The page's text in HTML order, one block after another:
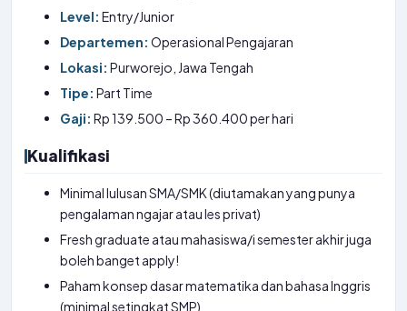
Level: Entry/Junior
Departemen: Operasional Pengajaran
Lokasi: Purworejo, Jawa Tengah
Tipe: Part Time
Gaji: Rp 139.500 – Rp 360.400 per hari
Kualifikasi
Minimal lulusan SMA/SMK (diutamakan yang punya
pengalaman ngajar atau les privat)
Fresh graduate atau mahasiswa/i semester akhir juga
boleh banget apply!
Paham konsep dasar matematika dan bahasa Inggris
(minimal setingkat SMP)